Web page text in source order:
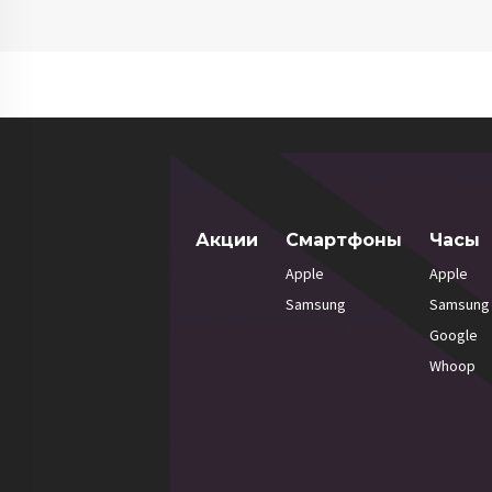
Акции Смартфоны
Apple
Samsung
Часы
Apple
Samsung
Google
Whoop